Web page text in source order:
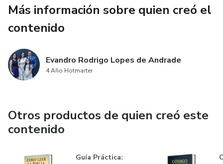
Más información sobre quien creó el
contenido
Evandro Rodrigo Lopes de Andrade
4 Año Hotmarter
Otros productos de quien creó este
contenido
Guía Práctica: